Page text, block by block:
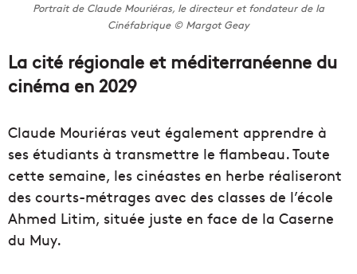
Portrait de Claude Mouriéras, le directeur et fondateur de la
Cinéfabrique © Margot Geay
La cité régionale et méditerranéenne du
cinéma en 2029
Claude Mouriéras veut également apprendre à
ses étudiants à transmettre le flambeau. Toute
cette semaine, les cinéastes en herbe réaliseront
des courts-métrages avec des classes de l’école
Ahmed Litim, située juste en face de la Caserne
du Muy.